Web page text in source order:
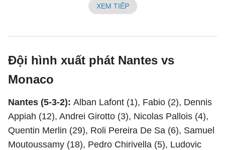
XEM TIẾP
Đội hình xuất phát Nantes vs
Monaco
Nantes (5-3-2): Alban Lafont (1), Fabio (2), Dennis
Appiah (12), Andrei Girotto (3), Nicolas Pallois (4),
Quentin Merlin (29), Roli Pereira De Sa (6), Samuel
Moutoussamy (18), Pedro Chirivella (5), Ludovic